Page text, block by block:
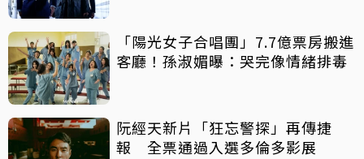
「陽光女子合唱團」7.7億票房搬進
客廳！孫淑媚曝：哭完像情緒排毒
阮經天新片「狂忘警探」再傳捷
報 全票通過入選多倫多影展